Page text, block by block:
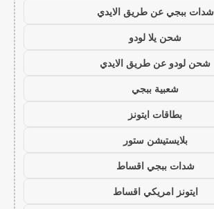
شدات ببجي عن طريق الايدي
شحن يلا لودو
شحن لودو عن طريق الايدي
شعبية ببجي
بطاقات ايتونز
بلايستيشن ستور
شدات ببجي اقساط
ايتونز امريكي اقساط